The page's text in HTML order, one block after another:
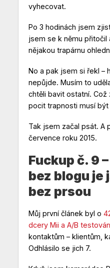
vyhecovat.
Po 3 hodinách jsem
jsem se k němu přitočil
nějakou trapárnu
No a pak jsem si řekl –
nepůjde. Musím to
chtěli bavit ostatní. Což
pocit trapnosti musí
Tak jsem začal psát. A
července roku 2015.
Fuckup č. 9
bez blogu je
bez prsou
Můj první článek byl o
dcery Mii a A/B
kontaktům – klientům,
Odhlásilo se jich 7.